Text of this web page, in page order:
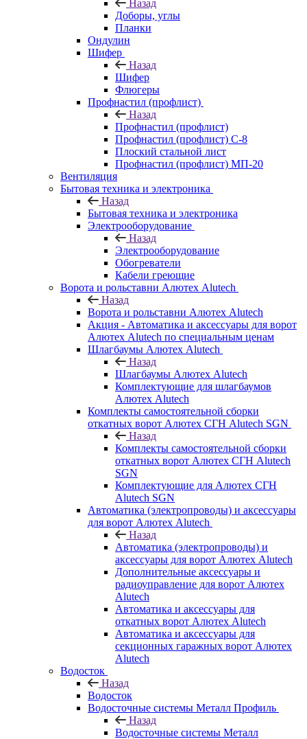
Назад
Доборы, углы
Планки
Ондулин
Шифер
Назад
Шифер
Флюгеры
Профнастил (профлист)
Назад
Профнастил (профлист)
Профнастил (профлист) С-8
Плоский стальной лист
Профнастил (профлист) МП-20
Вентиляция
Бытовая техника и электроника
Назад
Бытовая техника и электроника
Электрооборудование
Назад
Электрооборудование
Обогреватели
Кабели греющие
Ворота и рольставни Алютех Alutech
Назад
Ворота и рольставни Алютех Alutech
Акция - Автоматика и аксессуары для ворот
Алютех Alutech по специальным ценам
Шлагбаумы Алютех Alutech
Назад
Шлагбаумы Алютех Alutech
Комплектующие для шлагбаумов
Алютех Alutech
Комплекты самостоятельной сборки
откатных ворот Алютех СГН Alutech SGN
Назад
Комплекты самостоятельной сборки
откатных ворот Алютех СГН Alutech
SGN
Комплектующие для Алютех СГН
Alutech SGN
Автоматика (электропроводы) и аксессуары
для ворот Алютех Alutech
Назад
Автоматика (электропроводы) и
аксессуары для ворот Алютех Alutech
Дополнительные аксессуары и
радиоуправление для ворот Алютех
Alutech
Автоматика и аксессуары для
откатных ворот Алютех Alutech
Автоматика и аксессуары для
секционных гаражных ворот Алютех
Alutech
Водосток
Назад
Водосток
Водосточные системы Металл Профиль
Назад
Водосточные системы Металл